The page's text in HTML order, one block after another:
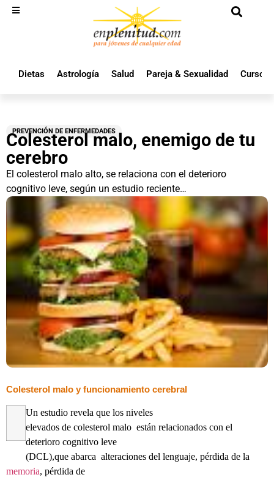
Dietas Astrología Salud Pareja & Sexualidad Cursos
PREVENCIÓN DE ENFERMEDADES
Colesterol malo, enemigo de tu
cerebro
El colesterol malo alto, se relaciona con el deterioro
cognitivo leve, según un estudio reciente…
Colesterol malo y funcionamiento cerebral
Un estudio revela que los niveles
elevados de colesterol malo están relacionados con el
deterioro cognitivo leve
(DCL),que abarca alteraciones del lenguaje, pérdida de la
memoria, pérdida de